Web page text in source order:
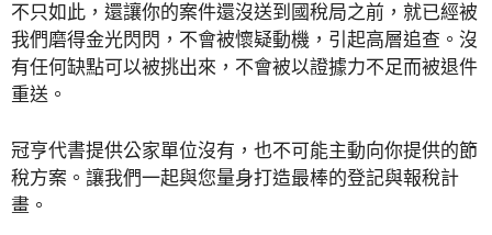
不只如此，還讓你的案件還沒送到國稅局之前，就已經被
我們磨得金光閃閃，不會被懷疑動機，引起高層追查。沒
有任何缺點可以被挑出來，不會被以證據力不足而被退件
重送。
冠亨代書提供公家單位沒有，也不可能主動向你提供的節
稅方案。讓我們一起與您量身打造最棒的登記與報稅計
畫。